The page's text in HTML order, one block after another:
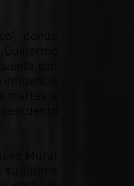
donde
con
a
Mural
última